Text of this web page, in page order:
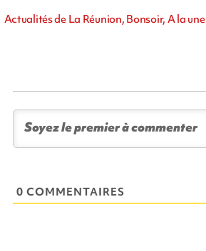
Actualités de La Réunion, Bonsoir, A la une
0 COMMENTAIRES